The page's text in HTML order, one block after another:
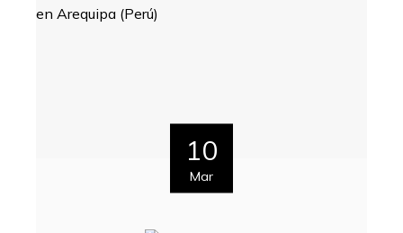
10
Mar